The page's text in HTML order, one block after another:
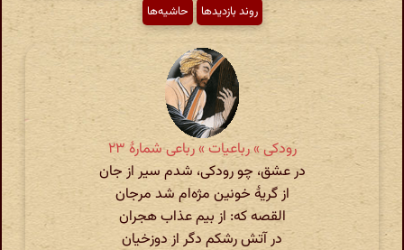
روند بازدیدها
حاشیه‌ها
رودکی » رباعیات » رباعی شمارهٔ ۲۳
در عشق، چو رودکی، شدم سیر از جان
از گریهٔ خونین مژه‌ام شد مرجان
القصه که: از بیم عذاب هجران
در آتش رشکم دگر از دوزخیان